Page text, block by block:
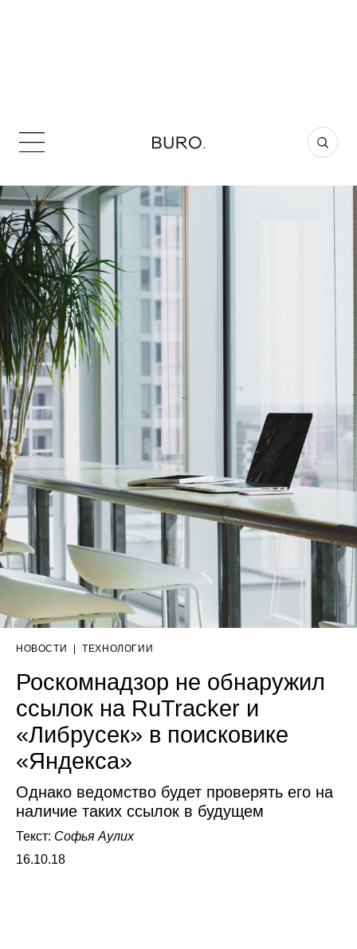
НОВОСТИ | ТЕХНОЛОГИИ
Роскомнадзор не обнаружил
ссылок на RuTracker и
«Либрусек» в поисковике
«Яндекса»
Однако ведомство будет проверять его на
наличие таких ссылок в будущем
Текст: Софья Аулих
16.10.18